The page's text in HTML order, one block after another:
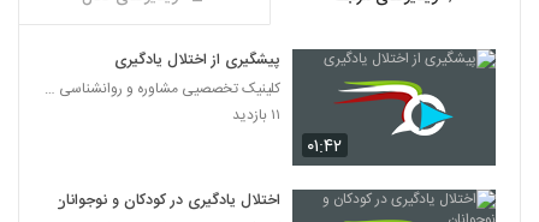
۰۱:۴۲
پیشگیری از اختلال یادگیری
کلینیک تخصصیی مشاوره و روانشناسی خانواده ایرانی
۱۱ بازدید
اختلال یادگیری در کودکان و نوجوانان